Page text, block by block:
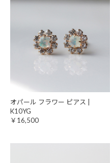
オパール フラワー ピアス |
K10YG
￥16,500